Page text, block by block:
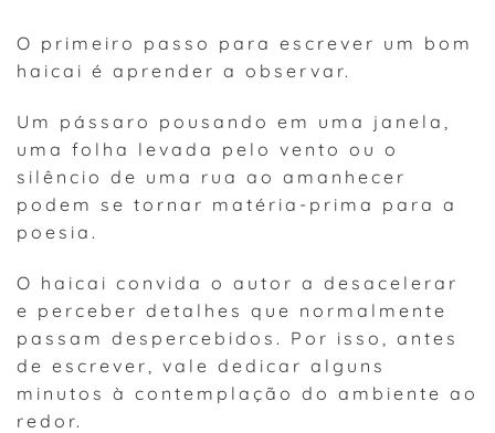
O primeiro passo para escrever um bom
haicai é aprender a observar.
Um pássaro pousando em uma janela,
uma folha levada pelo vento ou o
silêncio de uma rua ao amanhecer
podem se tornar matéria-prima para a
poesia.
O haicai convida o autor a desacelerar
e perceber detalhes que normalmente
passam despercebidos. Por isso, antes
de escrever, vale dedicar alguns
minutos à contemplação do ambiente ao
redor.